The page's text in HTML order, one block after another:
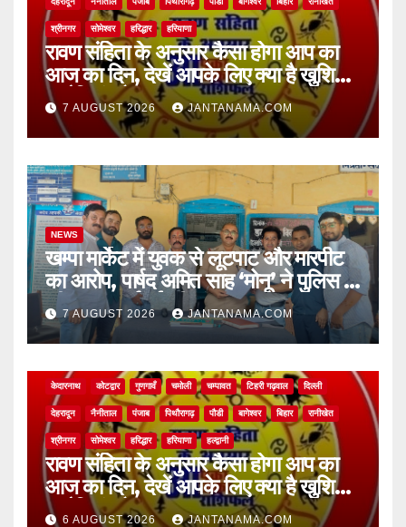
श्रीनगर सोमेश्वर हरिद्धार हरियाणा
रावण संहिता के अनुसार कैसा होगा आप का
आज का दिन, देखें आपके लिए क्या है खुशियां,
चुनौतियां और नए अवसर
7 AUGUST 2026 JANTANAMA.COM
NEWS
खम्पा मार्केट में युवक से लूटपाट और मारपीट
का आरोप, पार्षद अमित साह ‘मोनू’ ने पुलिस से
की सख्त कार्रवाई की मांग
7 AUGUST 2026 JANTANAMA.COM
केदारनाथ कोटद्वार गुणगावँ चमोली चम्पावत टिहरी गढ़वाल दिल्ली
देहरादून नैनीताल पंजाब पिथौरागढ़ पौडी बागेश्वर बिहार रानीखेत
श्रीनगर सोमेश्वर हरिद्धार हरियाणा हल्द्वानी
रावण संहिता के अनुसार कैसा होगा आप का
आज का दिन, देखें आपके लिए क्या है खुशियां,
चुनौतियां और नए अवसर
6 AUGUST 2026 JANTANAMA.COM